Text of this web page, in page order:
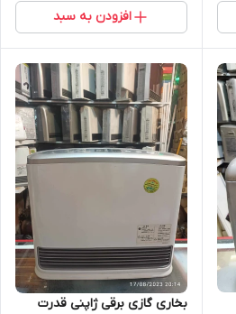
افزودن به سبد
بخاری گازی برقی ژاپنی قدرت